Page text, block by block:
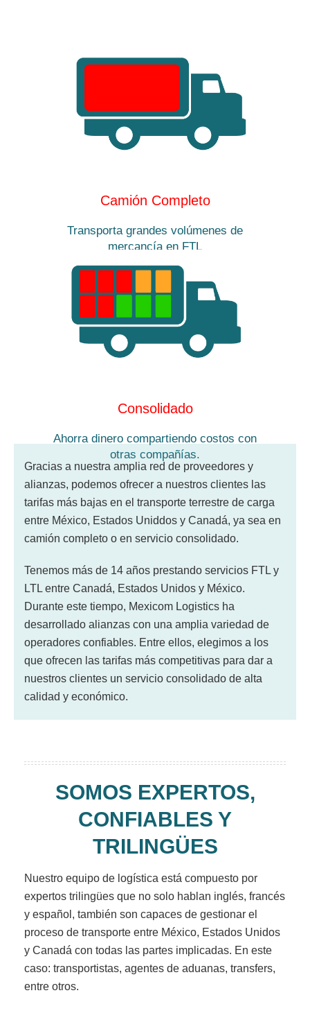
Camión Completo
Transporta grandes volúmenes de
mercancía en FTL
Consolidado
Ahorra dinero compartiendo costos con
otras compañías.
Más información
Gracias a nuestra amplia red de proveedores y
alianzas, podemos ofrecer a nuestros clientes las
tarifas más bajas en el transporte terrestre de carga
entre México, Estados Uniddos y Canadá, ya sea en
camión completo o en servicio consolidado.
Tenemos más de 14 años prestando servicios FTL y
LTL entre Canadá, Estados Unidos y México.
Durante este tiempo, Mexicom Logistics ha
desarrollado alianzas con una amplia variedad de
operadores confiables. Entre ellos, elegimos a los
que ofrecen las tarifas más competitivas para dar a
nuestros clientes un servicio consolidado de alta
calidad y económico.
SOMOS EXPERTOS,
CONFIABLES Y
TRILINGÜES
Nuestro equipo de logística está compuesto por
expertos trilingües que no solo hablan inglés, francés
y español, también son capaces de gestionar el
proceso de transporte entre México, Estados Unidos
y Canadá con todas las partes implicadas. En este
caso: transportistas, agentes de aduanas, transfers,
entre otros.